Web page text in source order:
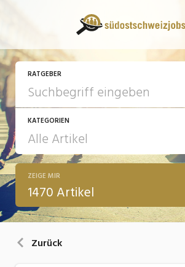
RATGEBER
KATEGORIEN
13 Fragen - 13 Antworten
Arbeit
ZEIGE MIR
1470 Artikel
Zurück